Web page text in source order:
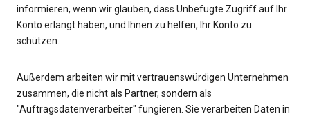
informieren, wenn wir glauben, dass Unbefugte Zugriff auf Ihr
Konto erlangt haben, und Ihnen zu helfen, Ihr Konto zu
schützen.
Außerdem arbeiten wir mit vertrauenswürdigen Unternehmen
zusammen, die nicht als Partner, sondern als
"Auftragsdatenverarbeiter" fungieren. Sie verarbeiten Daten in